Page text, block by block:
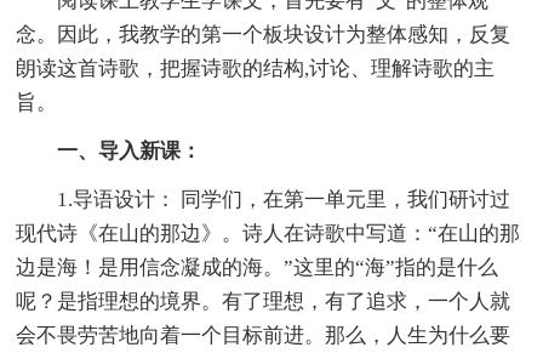
念。因此，我教学的第一个板块设计为整体感知，反复
朗读这首诗歌，把握诗歌的结构,讨论、理解诗歌的主
旨。
一、导入新课：
1.导语设计： 同学们，在第一单元里，我们研讨过
现代诗《在山的那边》。诗人在诗歌中写道：“在山的那
边是海！是用信念凝成的海。”这里的“海”指的是什么
呢？是指理想的境界。有了理想，有了追求，一个人就
会不畏劳苦地向着一个目标前进。那么，人生为什么要